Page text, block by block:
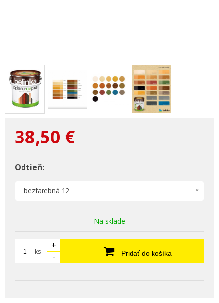
38,50 €
Odtieň:
bezfarebná 12
Na sklade
ks
+
-
Pridať do košíka